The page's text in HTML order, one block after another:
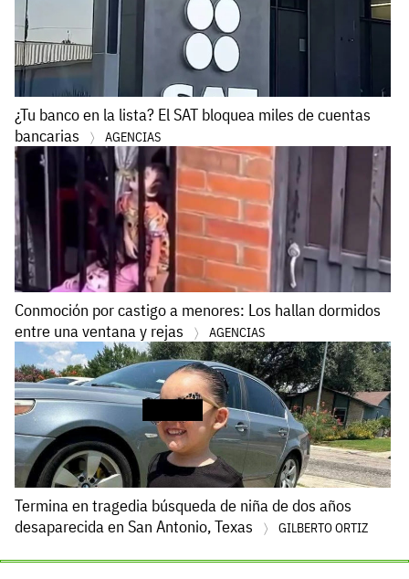
¿Tu banco en la lista? El SAT bloquea miles de cuentas
bancarias
AGENCIAS
Conmoción por castigo a menores: Los hallan dormidos
entre una ventana y rejas
AGENCIAS
Termina en tragedia búsqueda de niña de dos años
desaparecida en San Antonio, Texas
GILBERTO ORTIZ